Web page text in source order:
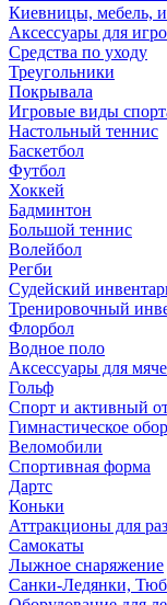
Киевницы, мебель,
Аксессуары для
Средства по уходу
Треугольники
Покрывала
Игровые виды
Настольный теннис
Баскетбол
Футбол
Хоккей
Бадминтон
Большой теннис
Волейбол
Регби
Судейский
Тренировочный
Флорбол
Водное поло
Аксессуары для
Гольф
Спорт и активный
Гимнастическое
Веломобили
Спортивная форма
Дартс
Коньки
Аттракционы для
Самокаты
Лыжное снаряжение
Санки-Ледянки,